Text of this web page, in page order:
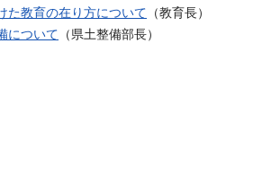
た教育の在り方について （教育長）
について （県土整備部長）